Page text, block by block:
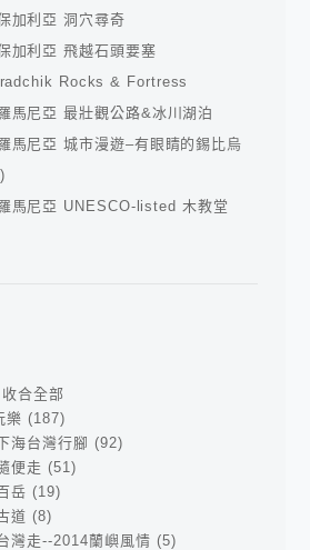
加利亞 洞穴尋奇
加利亞 飛越石頭要塞
Rocks & Fortress
馬尼亞 最壯觀公路&冰川湖泊
馬尼亞 城市漫遊–有眼睛的錫比烏
馬尼亞 UNESCO-listed 木教堂
收合全部
樂 (187)
海台灣行腳 (92)
便走 (51)
岳 (19)
道 (8)
灣走--2014蘭嶼風情 (5)